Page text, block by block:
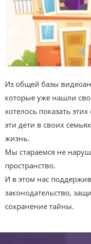
Из общей базы
которые уже нашли
хотелось показать
эти дети в своих
жизнь.
Мы стараемся не
пространство.
И в этом нас
законодательство,
сохранение тайны.